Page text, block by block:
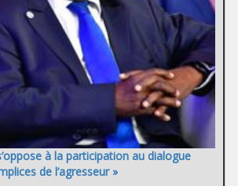
à la participation au dialogue
de l’agresseur »